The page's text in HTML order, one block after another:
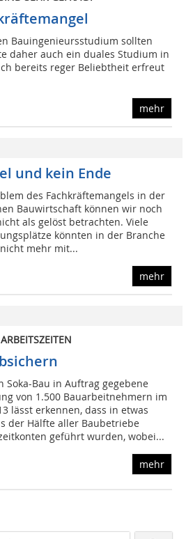
Bauingenieursstudium sollten
daher auch ein duales Studium in
bereits reger Beliebtheit erfreut
mehr
und kein Ende
des Fachkräftemangels in der
Bauwirtschaft können wir noch
als gelöst betrachten. Viele
könnten in der Branche
mehr mit...
mehr
Soka-Bau in Auftrag gegebene
von 1.500 Bauarbeitnehmern im
lässt erkennen, dass in etwas
der Hälfte aller Baubetriebe
geführt wurden, wobei...
mehr